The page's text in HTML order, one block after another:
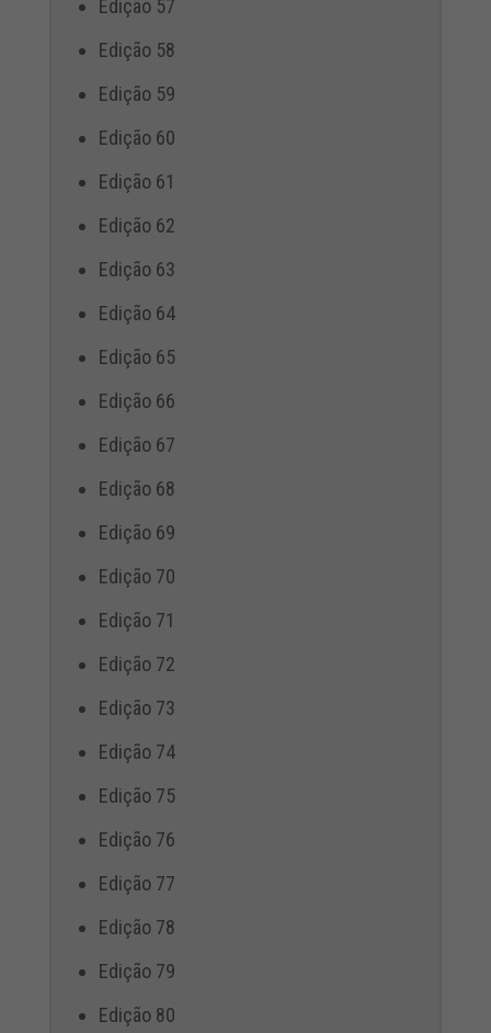
Edição 57
Edição 58
Edição 59
Edição 60
Edição 61
Edição 62
Edição 63
Edição 64
Edição 65
Edição 66
Edição 67
Edição 68
Edição 69
Edição 70
Edição 71
Edição 72
Edição 73
Edição 74
Edição 75
Edição 76
Edição 77
Edição 78
Edição 79
Edição 80